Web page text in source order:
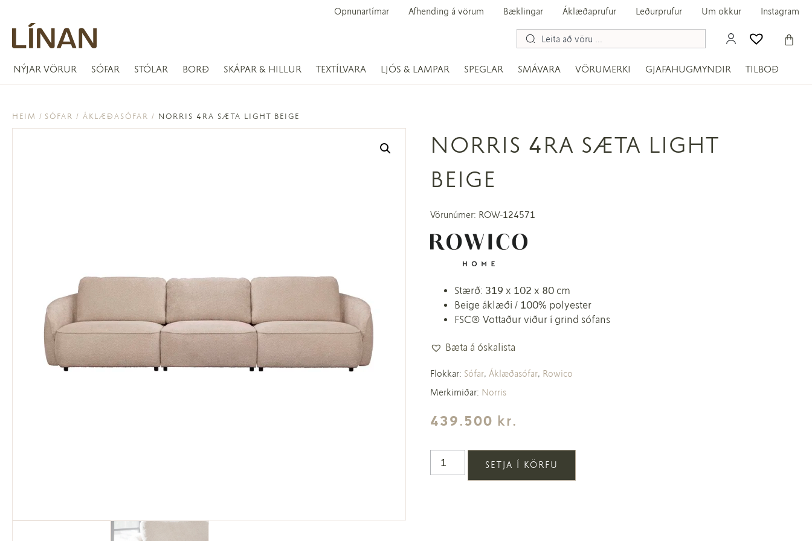
Opnunartímar Afhending á vörum Bæklingar Áklæðaprufur Leðurprufur Um okkur Instagram
NÝJAR VÖRUR SÓFAR STÓLAR BORÐ SKÁPAR & HILLUR TEXTÍLVARA LJÓS & LAMPAR SPEGLAR SMÁVARA VÖRUMERKI GJAFAHUGMYNDIR TILBOÐ
HEIM SÓFAR ÁKLÆÐASÓFAR NORRIS 4RA SÆTA LIGHT BEIGE
NORRIS 4RA SÆTA LIGHT
BEIGE
Vörunúmer: ROW-124571
Stærð: 319 x 102 x 80 cm
Beige áklæði / 100% polyester
FSC® Vottaður viður í grind sófans
Bæta á óskalista
Flokkar: Sófar, Áklæðasófar, Rowico
Merkimiðar: Norris
439.500 kr.
SETJA Í KÖRFU